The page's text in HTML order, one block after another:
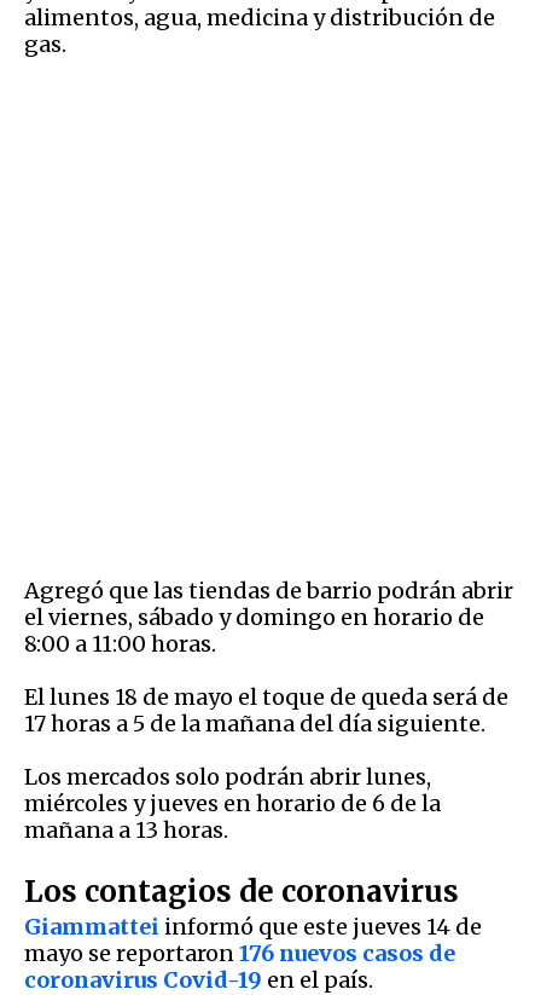
alimentos, agua, medicina y distribución de
gas.
Agregó que las tiendas de barrio podrán abrir
el viernes, sábado y domingo en horario de
8:00 a 11:00 horas.
El lunes 18 de mayo el toque de queda será de
17 horas a 5 de la mañana del día siguiente.
Los mercados solo podrán abrir lunes,
miércoles y jueves en horario de 6 de la
mañana a 13 horas.
Los contagios de coronavirus
Giammattei informó que este jueves 14 de
mayo se reportaron176 nuevos casos de
coronavirus Covid-19 en el país.